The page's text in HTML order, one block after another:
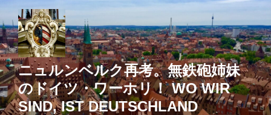
コ
ン
テ
ン
ツ
へ
ス
キ
ニュルンベルク再考。無鉄砲姉妹
のドイツ・ワーホリ！ WO WIR
SIND, IST DEUTSCHLAND